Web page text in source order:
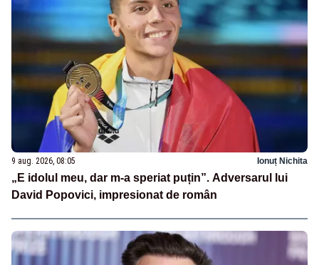
9 aug. 2026, 08:05 Ionuț Nichita
„E idolul meu, dar m-a speriat puțin”. Adversarul lui
David Popovici, impresionat de român